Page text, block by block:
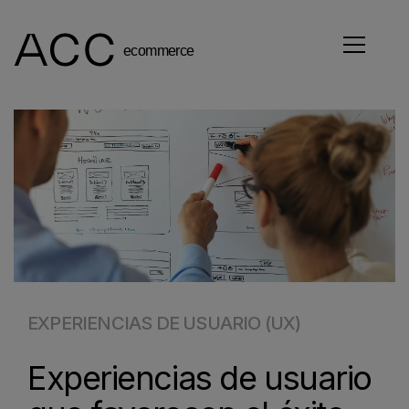
EXPERIENCIAS DE USUARIO (UX)
Experiencias de usuario